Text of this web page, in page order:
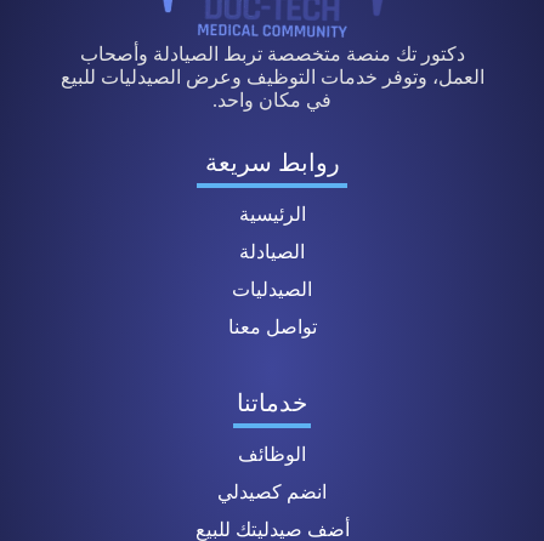
دكتور تك منصة متخصصة تربط الصيادلة وأصحاب
العمل، وتوفر خدمات التوظيف وعرض الصيدليات للبيع
في مكان واحد.
روابط سريعة
الرئيسية
الصيادلة
الصيدليات
تواصل معنا
خدماتنا
الوظائف
انضم كصيدلي
أضف صيدليتك للبيع